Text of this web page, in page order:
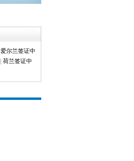
爱尔兰签证中
荷兰签证中